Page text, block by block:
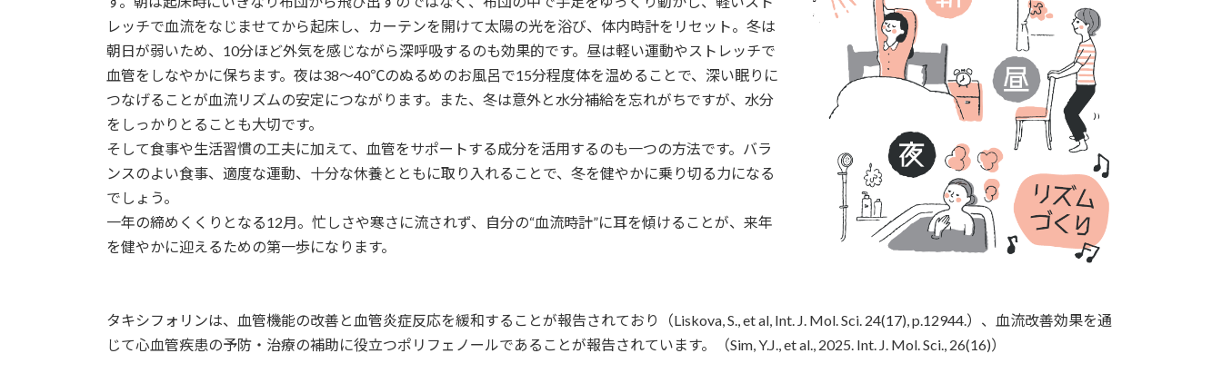
レッチで血流をなじませてから起床し、カーテンを開けて太陽の光を浴び、体内時計をリセット。冬は
朝日が弱いため、10分ほど外気を感じながら深呼吸するのも効果的です。昼は軽い運動やストレッチで
血管をしなやかに保ちます。夜は38～40℃のぬるめのお風呂で15分程度体を温めることで、深い眠りに
つなげることが血流リズムの安定につながります。また、冬は意外と水分補給を忘れがちですが、水分
をしっかりとることも大切です。
そして食事や生活習慣の工夫に加えて、血管をサポートする成分を活用するのも一つの方法です。バラ
ンスのよい食事、適度な運動、十分な休養とともに取り入れることで、冬を健やかに乗り切る力になる
でしょう。
一年の締めくくりとなる12月。忙しさや寒さに流されず、自分の“血流時計”に耳を傾けることが、来年
を健やかに迎えるための第一歩になります。
タキシフォリンは、血管機能の改善と血管炎症反応を緩和することが報告されており（Liskova, S., et al, Int. J. Mol. Sci. 24(17), p.12944.）、血流改善効果を通
じて心血管疾患の予防・治療の補助に役立つポリフェノールであることが報告されています。（Sim, Y.J., et al., 2025. Int. J. Mol. Sci., 26(16)）